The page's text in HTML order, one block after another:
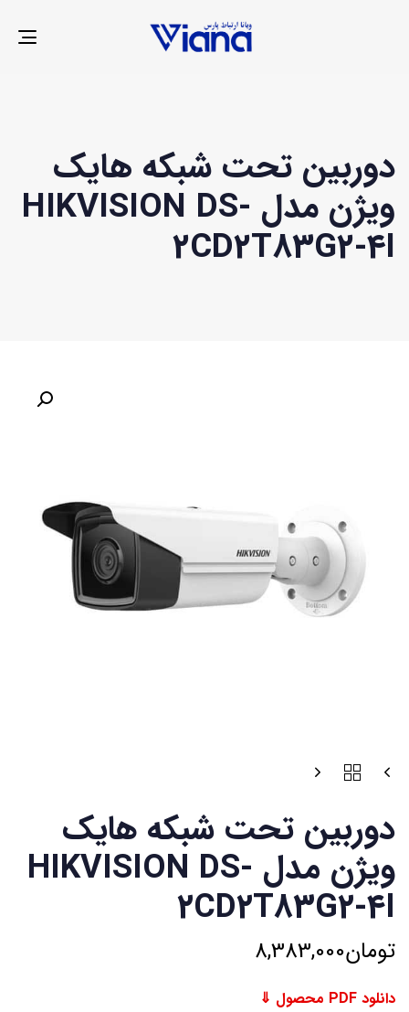
دوربین تحت شبکه هایک
ویژن مدل HIKVISION DS-
2CD2T83G2-4I
دوربین تحت شبکه هایک
ویژن مدل HIKVISION DS-
2CD2T83G2-4I
تومان8,383,000
دانلود PDF محصول ⇓